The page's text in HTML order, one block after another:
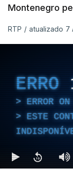
Montenegro
RTP / atualizado 7
ERRO
ERROR
ESTE